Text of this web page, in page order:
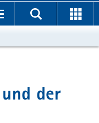
der